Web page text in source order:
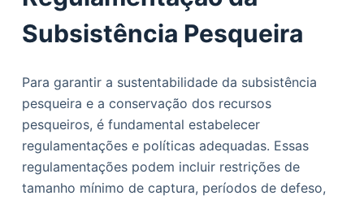
Subsistência Pesqueira
Para garantir a sustentabilidade da subsistência
pesqueira e a conservação dos recursos
pesqueiros, é fundamental estabelecer
regulamentações e políticas adequadas. Essas
regulamentações podem incluir restrições de
tamanho mínimo de captura, períodos de defeso,